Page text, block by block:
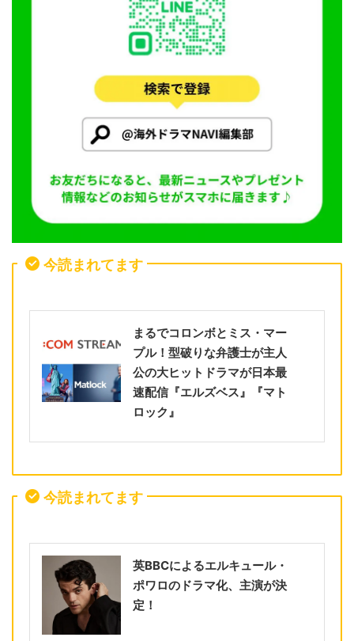
今読まれてます
まるでコロンボとミス・マー
プル！型破りな弁護士が主人
公の大ヒットドラマが日本最
速配信『エルズベス』『マト
ロック』
今読まれてます
英BBCによるエルキュール・
ポワロのドラマ化、主演が決
定！